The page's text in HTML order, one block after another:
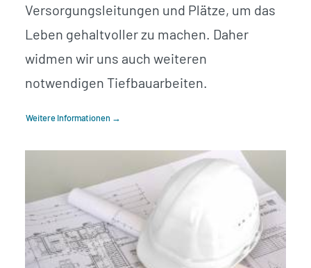
Versorgungsleitungen und Plätze, um das
Leben gehaltvoller zu machen. Daher
widmen wir uns auch weiteren
notwendigen Tiefbauarbeiten.
Weitere Informationen →